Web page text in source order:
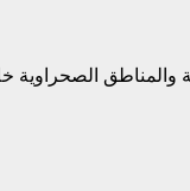
والمناطق الصحراوية